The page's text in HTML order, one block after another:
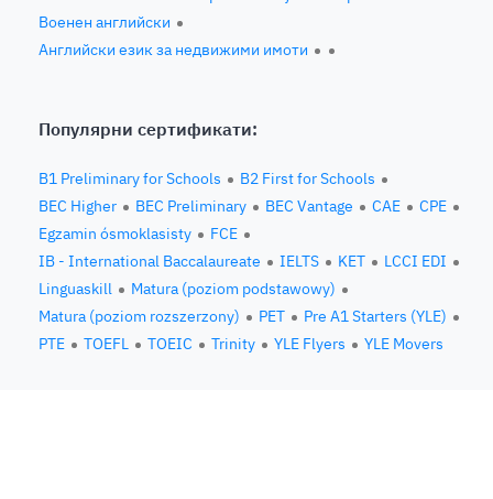
Военен английски
Английски език за недвижими имоти
Популярни сертификати:
B1 Preliminary for Schools
B2 First for Schools
BEC Higher
BEC Preliminary BEC Vantage CAE
CPE
Egzamin ósmoklasisty
FCE
IB - International Baccalaureate
IELTS KET
LCCI EDI
Linguaskill
Matura (poziom podstawowy)
Matura (poziom rozszerzony)
PET
Pre A1 Starters (YLE)
PTE
TOEFL TOEIC Trinity YLE Flyers YLE Movers